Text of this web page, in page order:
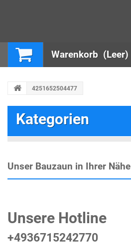
Warenkorb (Leer)
4251652504477
Kategorien
Unser Bauzaun in Ihrer Nähe
Unsere Hotline
+4936715242770